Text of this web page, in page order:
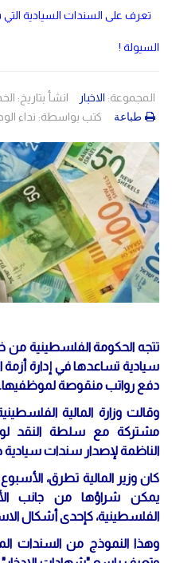
تعرف على السندات السيادية
السيولة !
المجموعة: الاخبار
انشأ بتاريخ: الخميس، 11 آب/
كتب بواسطة: نداء طباعة
تتجه الحكومة الفلسطينية من
سيادية تساعدها في إدارة أزمة
دفع رواتب منقوصة لموظفيها.
وقالت وزارة المالية
مشتركة مع سلطة النقد
الناظمة لإصدار سندات سيادية
كان وزير المالية تطرق،
يمكن شراؤها من جانب
الفلسطينية، كإحدى أشكال
وهذا النموذج من السندات